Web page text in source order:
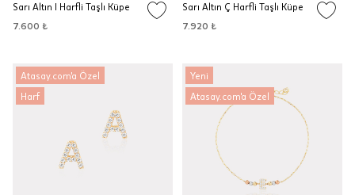
Sarı Altın I Harfli Taşlı Küpe
7.600 ₺
Sarı Altın Ç Harfli Taşlı Küpe
7.920 ₺
Atasay.com'a Özel
Harf
Yeni
Atasay.com'a Özel